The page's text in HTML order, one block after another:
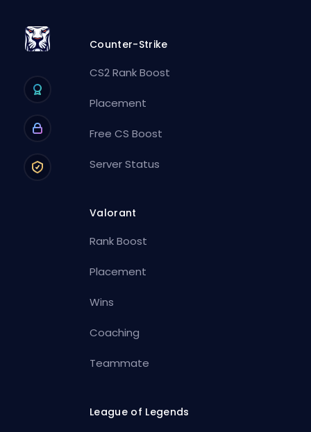
Counter-Strike
CS2 Rank Boost
Placement
Free CS Boost
Server Status
Valorant
Rank Boost
Placement
Wins
Coaching
Teammate
League of Legends